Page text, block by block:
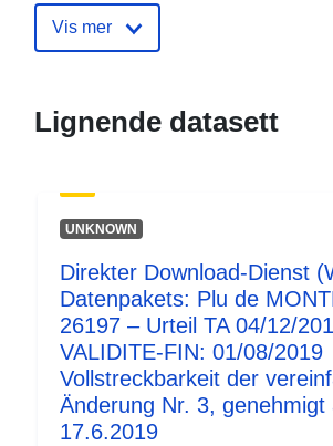
2d89e755551c
Type:
Ressurs:
http://
codelist/
Vis mer
Lignende datasett
UNKNOWN
Direkter Download-Dienst
Datenpakets: Plu de
26197 – Urteil TA 04/12/
VALIDITE-FIN: 01/08/2019
Vollstreckbarkeit der
Änderung Nr. 3, genehmigt
17.6.2019